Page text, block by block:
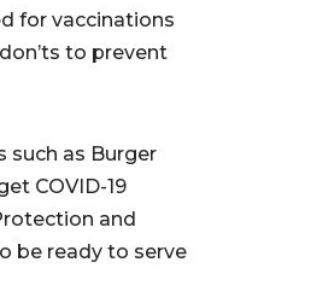
for vaccinations
to prevent
such as Burger
COVID-19
and
be ready to serve